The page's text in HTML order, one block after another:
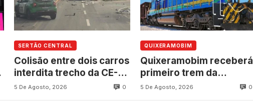
SERTÃO CENTRAL
Colisão entre dois carros
interdita trecho da CE-
060 entre Quixadá e
5 De Agosto, 2026 0
QUIXERAMOBIM
Quixeramobim receberá
primeiro trem da
Transnordestina com
5 De Agosto, 2026 0